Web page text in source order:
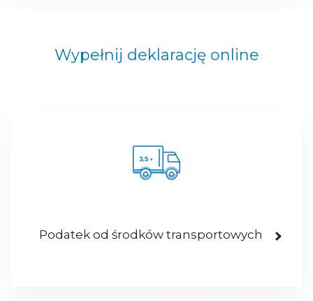
Wypełnij deklarację online
Podatek od środków transportowych